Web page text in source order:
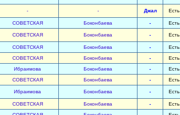
- - Джал Есть
СОВЕТСКАЯ Боконбаева - Есть
СОВЕТСКАЯ Боконбаева - Есть
СОВЕТСКАЯ Боконбаева - Есть
СОВЕТСКАЯ Боконбаева - Есть
Ибраимова Боконбаева - Есть
СОВЕТСКАЯ Боконбаева - Есть
Ибраимова Боконбаева - Есть
СОВЕТСКАЯ Боконбаева - Есть